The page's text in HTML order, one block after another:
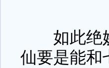
如此绝妙
仙要是能和